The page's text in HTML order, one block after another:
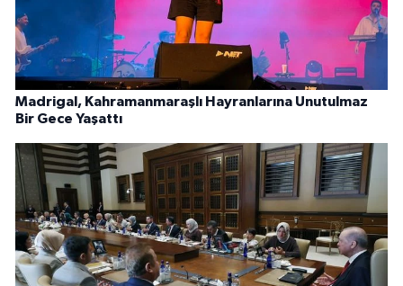
Madrigal, Kahramanmaraşlı Hayranlarına Unutulmaz
Bir Gece Yaşattı